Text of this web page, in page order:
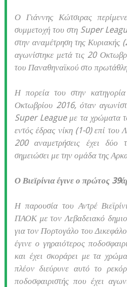
Ο Γιάννης Κώτσιρας
συμμετοχή του στη Super
στην αναμέτρηση της
αγωνίστηκε μετά τις 20
του Παναθηναϊκού στο
Η πορεία του στην κατηγορία
Οκτωβρίου 2016, όταν
Super League με τα χρώματα
εντός έδρας νίκη (1-0) επί του
200 αναμετρήσεις έχει δύο
σημειώσει με την ομάδα της
Ο Βιεϊρίνια έγινε ο πρώτος
Η παρουσία του Αντρέ
ΠΑΟΚ με τον Λεβαδειακό
για τον Πορτογάλο του
έγινε ο γηραιότερος
και έχει σκοράρει με τα
πλέον διεύρυνε αυτό το
ποδοσφαιριστής που έχει